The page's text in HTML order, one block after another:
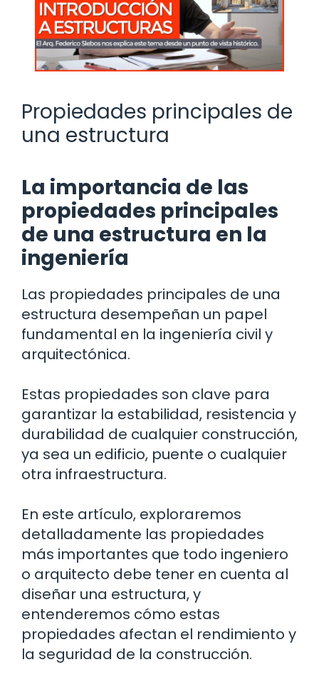
Propiedades principales de
una estructura
La importancia de las
propiedades principales
de una estructura en la
ingeniería
Las propiedades principales de una
estructura desempeñan un papel
fundamental en la ingeniería civil y
arquitectónica.
Estas propiedades son clave para
garantizar la estabilidad, resistencia y
durabilidad de cualquier construcción,
ya sea un edificio, puente o cualquier
otra infraestructura.
En este artículo, exploraremos
detalladamente las propiedades
más importantes que todo ingeniero
o arquitecto debe tener en cuenta al
diseñar una estructura, y
entenderemos cómo estas
propiedades afectan el rendimiento y
la seguridad de la construcción.